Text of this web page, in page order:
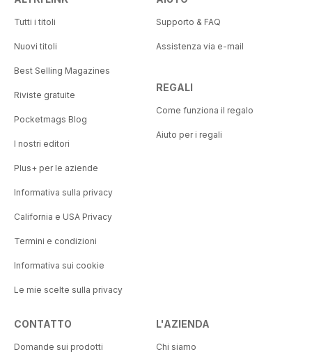
Tutti i titoli
Nuovi titoli
Best Selling Magazines
Riviste gratuite
Pocketmags Blog
I nostri editori
Plus+ per le aziende
Informativa sulla privacy
California e USA Privacy
Termini e condizioni
Informativa sui cookie
Le mie scelte sulla privacy
Supporto & FAQ
Assistenza via e-mail
REGALI
Come funziona il regalo
Aiuto per i regali
CONTATTO
Domande sui prodotti
L'AZIENDA
Chi siamo